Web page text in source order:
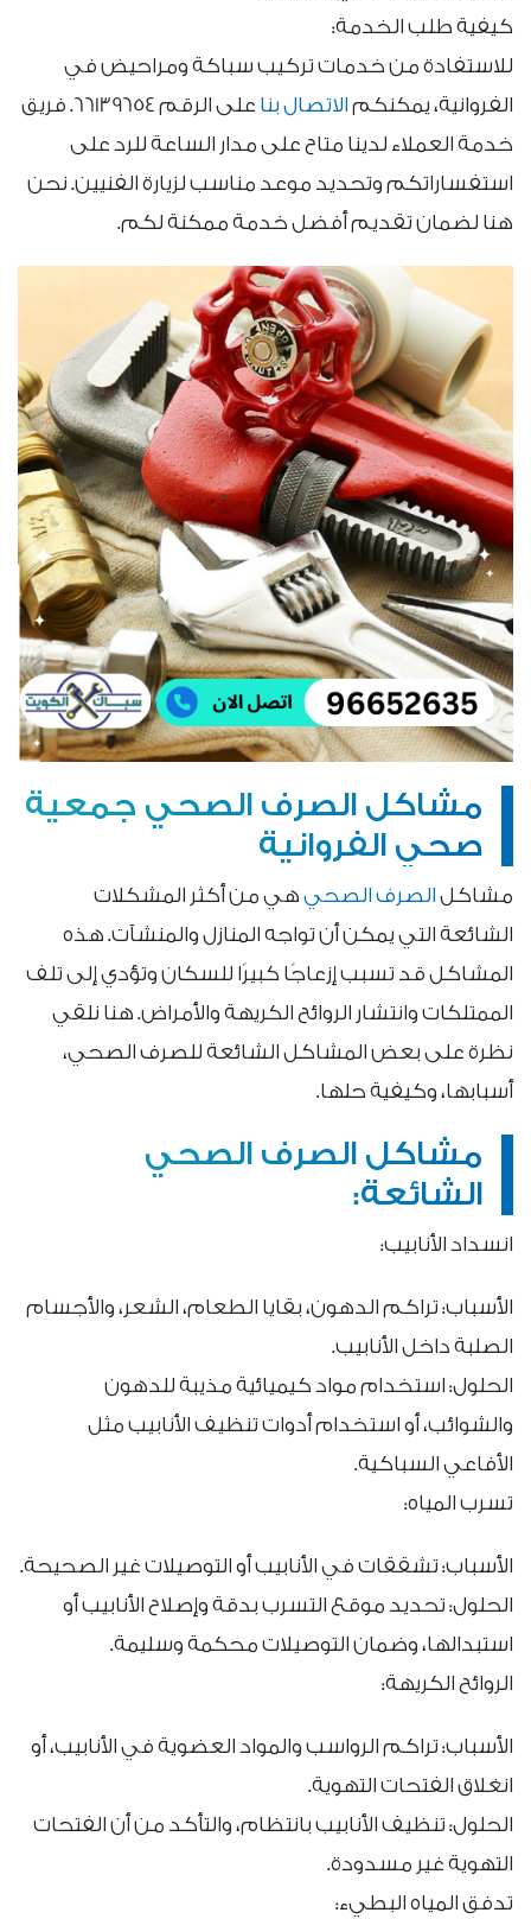
كيفية طلب الخدمة:
للاستفادة من خدمات تركيب سباكة ومراحيض في
الفروانية، يمكنكم الاتصال بنا
على الرقم 66139654. فريق
خدمة العملاء لدينا متاح على مدار الساعة للرد على
استفساراتكم وتحديد موعد مناسب لزيارة الفنيين. نحن
هنا لضمان تقديم أفضل خدمة ممكنة لكم.
مشاكل الصرف الصحي جمعية
صحي الفروانية
مشاكل الصرف الصحي هي من أكثر المشكلات
الشائعة التي يمكن أن تواجه المنازل والمنشآت. هذه
المشاكل قد تسبب إزعاجًا كبيرًا للسكان وتؤدي إلى تلف
الممتلكات وانتشار الروائح الكريهة والأمراض. هنا نلقي
نظرة على بعض المشاكل الشائعة للصرف الصحي،
أسبابها، وكيفية حلها.
مشاكل الصرف الصحي
الشائعة:
انسداد الأنابيب:
الأسباب: تراكم الدهون، بقايا الطعام، الشعر، والأجسام
الصلبة داخل الأنابيب.
الحلول: استخدام مواد كيميائية مذيبة للدهون
والشوائب، أو استخدام أدوات تنظيف الأنابيب مثل
الأفاعي السباكية.
تسرب المياه:
الأسباب: تشققات في الأنابيب أو التوصيلات غير الصحيحة.
الحلول: تحديد موقع التسرب بدقة وإصلاح الأنابيب أو
استبدالها، وضمان التوصيلات محكمة وسليمة.
الروائح الكريهة:
الأسباب: تراكم الرواسب والمواد العضوية في الأنابيب، أو
انغلاق الفتحات التهوية.
الحلول: تنظيف الأنابيب بانتظام، والتأكد من أن الفتحات
التهوية غير مسدودة.
تدفق المياه البطيء: